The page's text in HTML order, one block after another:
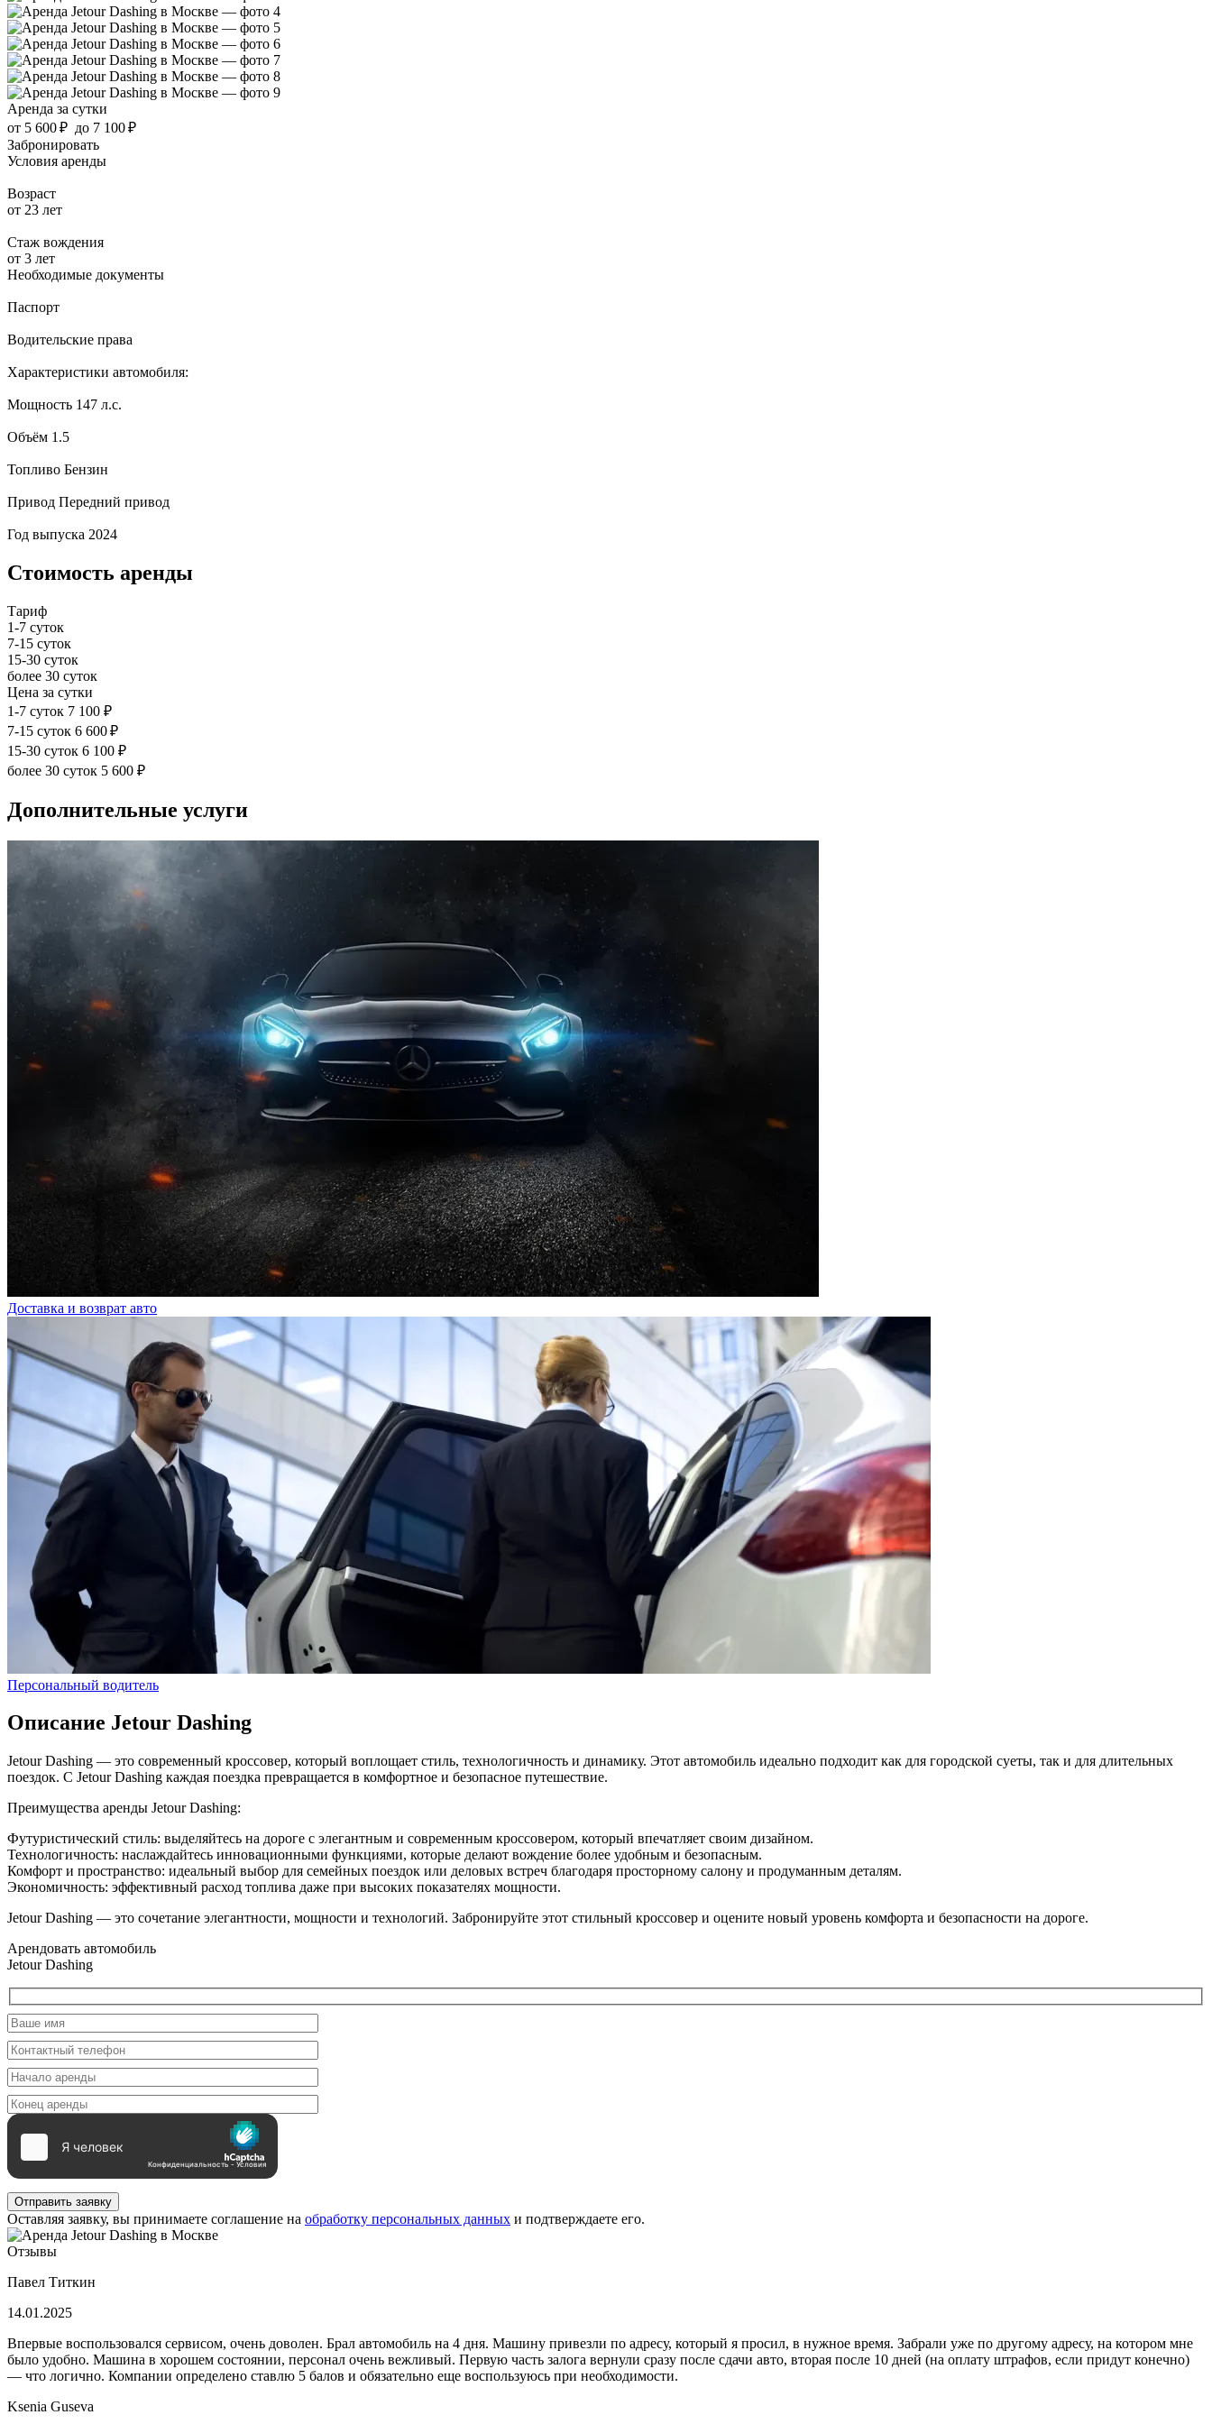
Аренда за сутки
от 5 600 ₽ до 7 100 ₽
Забронировать
Условия аренды
Возраст
от 23 лет
Стаж вождения
от 3 лет
Необходимые документы
Паспорт
Водительские права
Характеристики автомобиля:
Мощность 147 л.с.
Объём 1.5
Топливо Бензин
Привод Передний привод
Год выпуска 2024
Стоимость аренды
Тариф
1-7 суток
7-15 суток
15-30 суток
более 30 суток
Цена за сутки
1-7 суток 7 100 ₽
7-15 суток 6 600 ₽
15-30 суток 6 100 ₽
более 30 суток 5 600 ₽
Дополнительные услуги
Доставка и возврат авто
Персональный водитель
Описание Jetour Dashing
Jetour Dashing — это современный кроссовер, который воплощает стиль, технологичность и динамику. Этот автомобиль идеально подходит как для городской суеты, так и для длительных
поездок. С Jetour Dashing каждая поездка превращается в комфортное и безопасное путешествие.
Преимущества аренды Jetour Dashing:
Футуристический стиль: выделяйтесь на дороге с элегантным и современным кроссовером, который впечатляет своим дизайном.
Технологичность: наслаждайтесь инновационными функциями, которые делают вождение более удобным и безопасным.
Комфорт и пространство: идеальный выбор для семейных поездок или деловых встреч благодаря просторному салону и продуманным деталям.
Экономичность: эффективный расход топлива даже при высоких показателях мощности.
Jetour Dashing — это сочетание элегантности, мощности и технологий. Забронируйте этот стильный кроссовер и оцените новый уровень комфорта и безопасности на дороге.
Арендовать автомобиль
Jetour Dashing
Отправить заявку
Оставляя заявку, вы принимаете соглашение на обработку персональных данных и подтверждаете его.
Отзывы
Павел Титкин
14.01.2025
Впервые воспользовался сервисом, очень доволен. Брал автомобиль на 4 дня. Машину привезли по адресу, который я просил, в нужное время. Забрали уже по другому адресу, на котором мне
было удобно. Машина в хорошем состоянии, персонал очень вежливый. Первую часть залога вернули сразу после сдачи авто, вторая после 10 дней (на оплату штрафов, если придут конечно)
— что логично. Компании определено ставлю 5 балов и обязательно еще воспользуюсь при необходимости.
Ksenia Guseva